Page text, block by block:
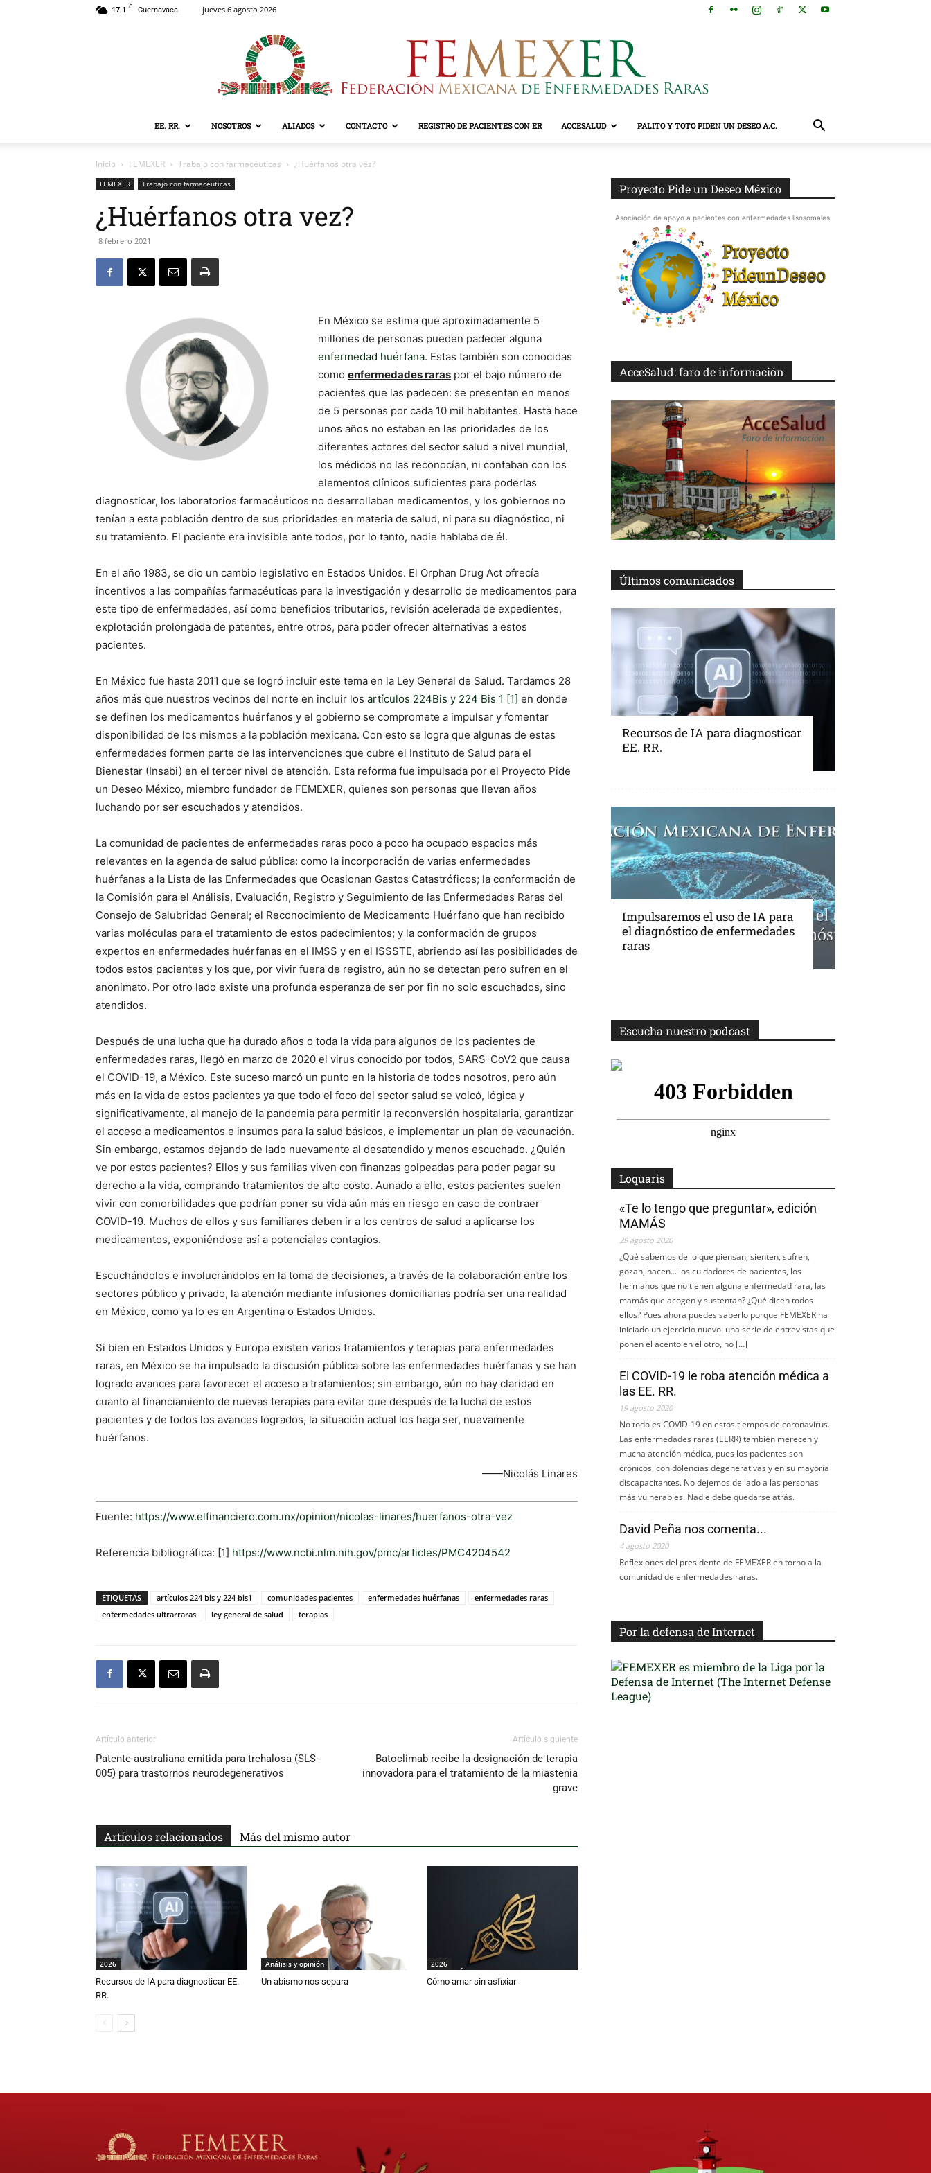
17.1 C Cuernavaca jueves 6 agosto 2026
EE. RR. NOSOTROS ALIADOS CONTACTO REGISTRO DE PACIENTES CON ER ACCESALUD PALITO Y TOTO PIDEN UN DESEO A.C.
Inicio FEMEXER Trabajo con farmacéuticas ¿Huérfanos otra vez?
FEMEXER Trabajo con farmacéuticas
¿Huérfanos otra vez?
8 febrero 2021
En México se estima que aproximadamente 5
millones de personas pueden padecer alguna
enfermedad huérfana. Estas también son conocidas
como enfermedades raras por el bajo número de
pacientes que las padecen: se presentan en menos
de 5 personas por cada 10 mil habitantes. Hasta hace
unos años no estaban en las prioridades de los
diferentes actores del sector salud a nivel mundial,
los médicos no las reconocían, ni contaban con los
elementos clínicos suficientes para poderlas
diagnosticar, los laboratorios farmacéuticos no desarrollaban medicamentos, y los gobiernos no
tenían a esta población dentro de sus prioridades en materia de salud, ni para su diagnóstico, ni
su tratamiento. El paciente era invisible ante todos, por lo tanto, nadie hablaba de él.
En el año 1983, se dio un cambio legislativo en Estados Unidos. El Orphan Drug Act ofrecía
incentivos a las compañías farmacéuticas para la investigación y desarrollo de medicamentos para
este tipo de enfermedades, así como beneficios tributarios, revisión acelerada de expedientes,
explotación prolongada de patentes, entre otros, para poder ofrecer alternativas a estos
pacientes.
En México fue hasta 2011 que se logró incluir este tema en la Ley General de Salud. Tardamos 28
años más que nuestros vecinos del norte en incluir los artículos 224Bis y 224 Bis 1 [1] en donde
se definen los medicamentos huérfanos y el gobierno se compromete a impulsar y fomentar
disponibilidad de los mismos a la población mexicana. Con esto se logra que algunas de estas
enfermedades formen parte de las intervenciones que cubre el Instituto de Salud para el
Bienestar (Insabi) en el tercer nivel de atención. Esta reforma fue impulsada por el Proyecto Pide
un Deseo México, miembro fundador de FEMEXER, quienes son personas que llevan años
luchando por ser escuchados y atendidos.
La comunidad de pacientes de enfermedades raras poco a poco ha ocupado espacios más
relevantes en la agenda de salud pública: como la incorporación de varias enfermedades
huérfanas a la Lista de las Enfermedades que Ocasionan Gastos Catastróficos; la conformación de
la Comisión para el Análisis, Evaluación, Registro y Seguimiento de las Enfermedades Raras del
Consejo de Salubridad General; el Reconocimiento de Medicamento Huérfano que han recibido
varias moléculas para el tratamiento de estos padecimientos; y la conformación de grupos
expertos en enfermedades huérfanas en el IMSS y en el ISSSTE, abriendo así las posibilidades de
todos estos pacientes y los que, por vivir fuera de registro, aún no se detectan pero sufren en el
anonimato. Por otro lado existe una profunda esperanza de ser por fin no solo escuchados, sino
atendidos.
Después de una lucha que ha durado años o toda la vida para algunos de los pacientes de
enfermedades raras, llegó en marzo de 2020 el virus conocido por todos, SARS-CoV2 que causa
el COVID-19, a México. Este suceso marcó un punto en la historia de todos nosotros, pero aún
más en la vida de estos pacientes ya que todo el foco del sector salud se volcó, lógica y
significativamente, al manejo de la pandemia para permitir la reconversión hospitalaria, garantizar
el acceso a medicamentos e insumos para la salud básicos, e implementar un plan de vacunación.
Sin embargo, estamos dejando de lado nuevamente al desatendido y menos escuchado. ¿Quién
ve por estos pacientes? Ellos y sus familias viven con finanzas golpeadas para poder pagar su
derecho a la vida, comprando tratamientos de alto costo. Aunado a ello, estos pacientes suelen
vivir con comorbilidades que podrían poner su vida aún más en riesgo en caso de contraer
COVID-19. Muchos de ellos y sus familiares deben ir a los centros de salud a aplicarse los
medicamentos, exponiéndose así a potenciales contagios.
Escuchándolos e involucrándolos en la toma de decisiones, a través de la colaboración entre los
sectores público y privado, la atención mediante infusiones domiciliarias podría ser una realidad
en México, como ya lo es en Argentina o Estados Unidos.
Si bien en Estados Unidos y Europa existen varios tratamientos y terapias para enfermedades
raras, en México se ha impulsado la discusión pública sobre las enfermedades huérfanas y se han
logrado avances para favorecer el acceso a tratamientos; sin embargo, aún no hay claridad en
cuanto al financiamiento de nuevas terapias para evitar que después de la lucha de estos
pacientes y de todos los avances logrados, la situación actual los haga ser, nuevamente
huérfanos.
——Nicolás Linares
Fuente: https://www.elfinanciero.com.mx/opinion/nicolas-linares/huerfanos-otra-vez
Referencia bibliográfica: [1] https://www.ncbi.nlm.nih.gov/pmc/articles/PMC4204542
ETIQUETAS artículos 224 bis y 224 bis1 comunidades pacientes enfermedades huérfanas
enfermedades raras
enfermedades ultrarraras
ley general de salud terapias
Artículo anterior
Patente australiana emitida para trehalosa (SLS-
005) para trastornos neurodegenerativos
Artículo siguiente
Batoclimab recibe la designación de terapia
innovadora para el tratamiento de la miastenia
grave
Artículos relacionados Más del mismo autor
2026
Recursos de IA para diagnosticar EE.
RR.
Análisis y opinión
Un abismo nos separa
2026
Cómo amar sin asfixiar
Proyecto Pide un Deseo México
Asociación de apoyo a pacientes con enfermedades lisosomales.
AcceSalud: faro de información
Últimos comunicados
Recursos de IA para diagnosticar
EE. RR.
Impulsaremos el uso de IA para
el diagnóstico de enfermedades
raras
Escucha nuestro podcast
Loquaris
«Te lo tengo que preguntar», edición
MAMÁS
29 agosto 2020
¿Qué sabemos de lo que piensan, sienten, sufren,
gozan, hacen... los cuidadores de pacientes, los
hermanos que no tienen alguna enfermedad rara, las
mamás que acogen y sustentan? ¿Qué dicen todos
ellos? Pues ahora puedes saberlo porque FEMEXER ha
iniciado un ejercicio nuevo: una serie de entrevistas que
ponen el acento en el otro, no […]
El COVID-19 le roba atención médica a
las EE. RR.
19 agosto 2020
No todo es COVID-19 en estos tiempos de coronavirus.
Las enfermedades raras (EERR) también merecen y
mucha atención médica, pues los pacientes son
crónicos, con dolencias degenerativas y en su mayoría
discapacitantes. No dejemos de lado a las personas
más vulnerables. Nadie debe quedarse atrás.
David Peña nos comenta...
4 agosto 2020
Reflexiones del presidente de FEMEXER en torno a la
comunidad de enfermedades raras.
Por la defensa de Internet